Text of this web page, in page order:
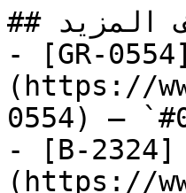
## اكتشف المزيد
- [GR-0554]
(https://
0554) —
- [B-2324]
(https://